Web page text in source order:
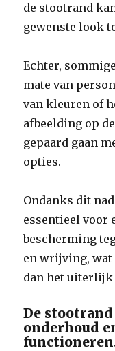
de stootrand
gewenste look
Echter,
mate van
van kleuren of
afbeelding op
gepaard gaan
opties.
Ondanks dit
essentieel voor
bescherming
en wrijving,
dan het uiterlijk
De
onderhoud